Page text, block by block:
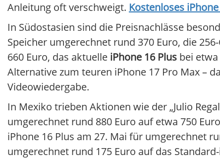
Anleitung oft verschweigt. Kostenloses
In Südostasien sind die Preisnachlässe
Speicher umgerechnet rund 370 Euro, die
660 Euro, das aktuelle iPhone 16 Plus bei
Alternative zum teuren iPhone 17 Pro Max –
Videowiedergabe.
In Mexiko trieben Aktionen wie der „Julio
umgerechnet rund 880 Euro auf etwa 750
iPhone 16 Plus am 27. Mai für umgerechnet
umgerechnet rund 175 Euro auf das